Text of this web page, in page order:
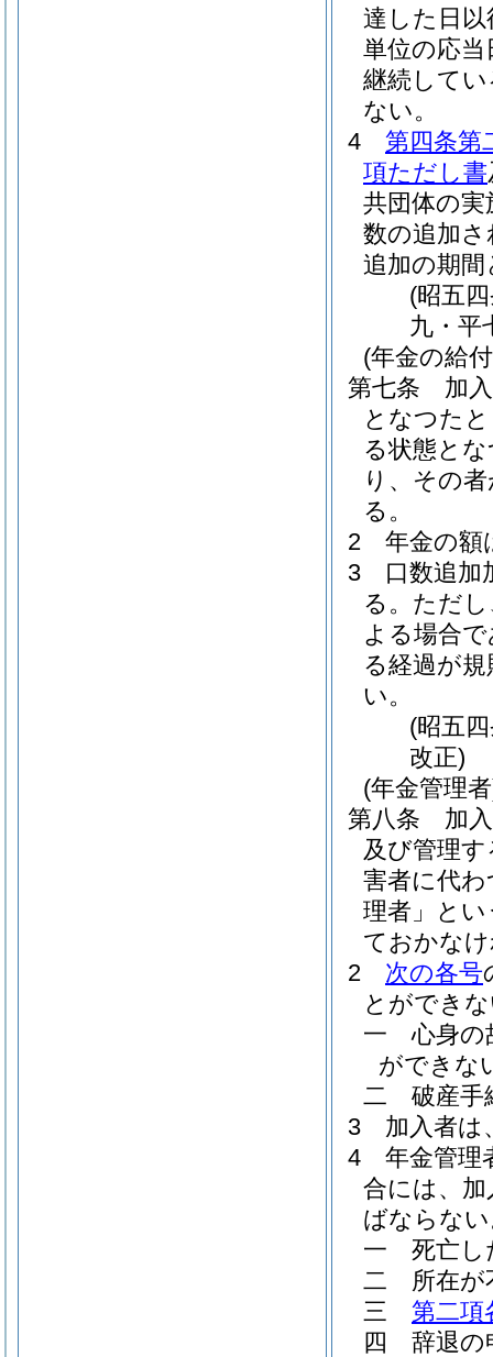
達した日
単位の応
継続して
ない。
4
第四条第
項ただし書
共団体の実
数の追加
追加の期
(昭五
九・平
(年金の給
第七条
加
となつた
る状態と
り、その
る。
2
年金の額
3
口数追加
る。 ただ
よる場合
る経過が
い。
(昭五
改正)
(年金管理
第八条
加
及び管理
害者に代
理者」とい
ておかな
2
次の各号
とができ
一
心身の
ができな
二
破産手
3
加入者は
4
年金管理
合には、
ばならな
一
死亡し
二
所在
三
第二項
四
辞退の